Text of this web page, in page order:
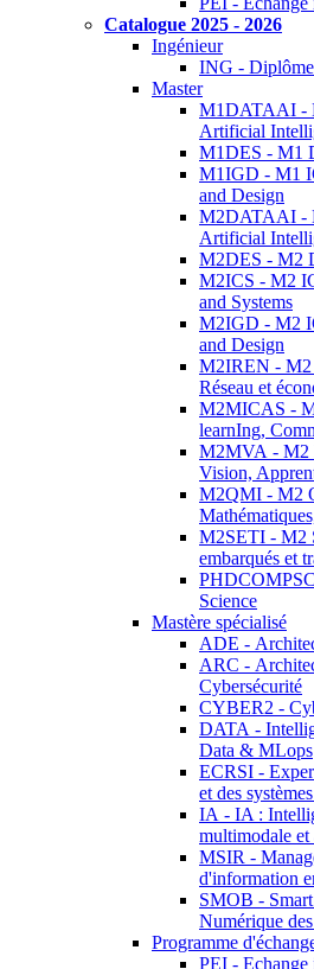
Catalogue 2025 - 2026
Ingénieur
ING -
Master
M1DATAAI -
Artificial
M1DES - M1
M1IGD - M1
and Design
M2DATAAI -
Artificial
M2DES - M2
M2ICS - M2
and Systems
M2IGD - M2
and Design
M2IREN - M2
Réseau et
M2MICAS -
learnIng,
M2MVA - M2
Vision,
M2QMI - M2
M2SETI - M2
embarqués et
Science
Mastère spécialisé
ADE -
ARC -
Cybersécurité
CYBER2 -
DATA -
Data & MLops
ECRSI -
et des
IA - IA :
multimodale et
MSIR -
d'information
SMOB -
Numérique
Programme
PEI -